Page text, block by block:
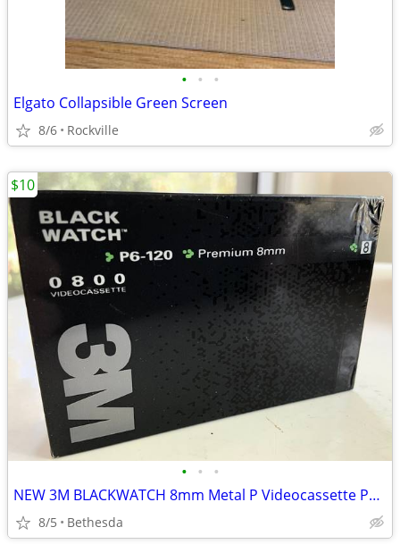
• • •
Elgato Collapsible Green Screen
8/6 Rockville
• • •
NEW 3M BLACKWATCH 8mm Metal P Videocassette P6-120 Video Tape
8/5 Bethesda
$10